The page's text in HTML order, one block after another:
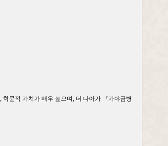
문적 가치가 매우 높으며, 더 나아가 『가야금병